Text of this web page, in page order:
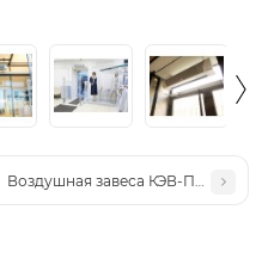
Воздушная завеса КЭВ-П2181A